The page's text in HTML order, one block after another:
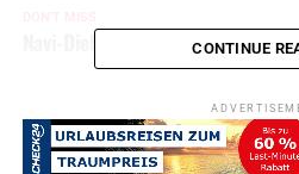
Navi-Diebe haben wiederCONTINUE